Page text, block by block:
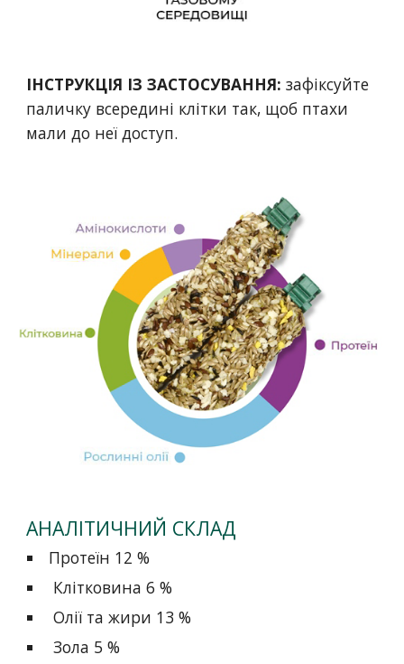
ІНСТРУКЦІЯ ІЗ ЗАСТОСУВАННЯ: зафіксуйте
паличку всередині клітки так, щоб птахи
мали до неї доступ.
АНАЛІТИЧНИЙ СКЛАД
Протеїн 12 %
Клітковина6 %
Олії та жири 13 %
Зола 5 %